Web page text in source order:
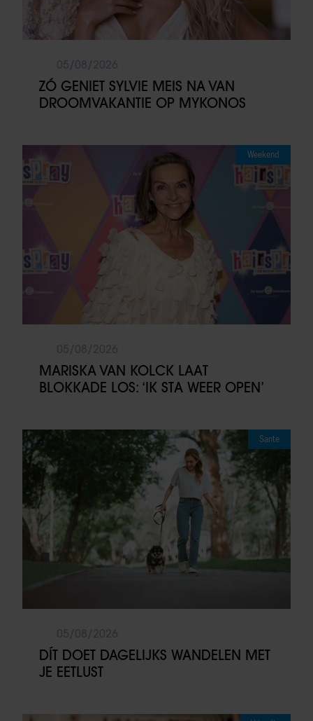
ZÓ GENIET SYLVIE MEIS NA VAN
DROOMVAKANTIE OP MYKONOS
Weekend
MARISKA VAN KOLCK LAAT
BLOKKADE LOS: ‘IK STA WEER OPEN’
Sante
DÍT DOET DAGELIJKS WANDELEN MET
JE EETLUST